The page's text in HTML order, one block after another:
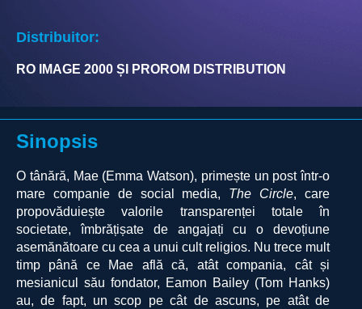
Distribuitor:
RO IMAGE 2000 ȘI PROROM DISTRIBUTION
Sinopsis
O tânără, Mae (Emma Watson), primește un post într-o
mare companie de social media, The Circle, care
propovăduiește valorile transparenței totale în
societate, îmbrățișate de angajați cu o devoțiune
asemănătoare cu cea a unui cult religios. Nu trece mult
timp până ce Mae află că, atât compania, cât și
mesianicul său fondator, Eamon Bailey (Tom Hanks)
au, de fapt, un scop pe cât de ascuns, pe atât de